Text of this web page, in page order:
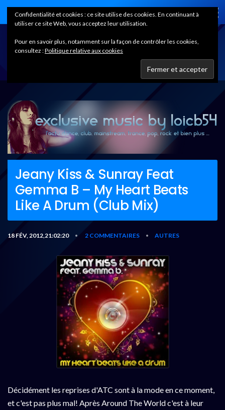
Home
Jeany Kiss & Sunray Feat
Gemma B – My Heart Beats
Like A Drum (Club Mix)
18 FÉV, 2012,21:02:20 • 2 COMMENTAIRES • AUTRES
Décidément les reprises d'ATC sont à la mode en ce moment,
et c'est pas plus mal! Après Around The World c'est à leur
Confidentialité et cookies : ce site utilise des cookies. En continuant à
utiliser ce site Web, vous acceptez leur utilisation.
Pour en savoir plus, notamment sur la façon de contrôler les cookies,
consultez :Politique relative aux cookies